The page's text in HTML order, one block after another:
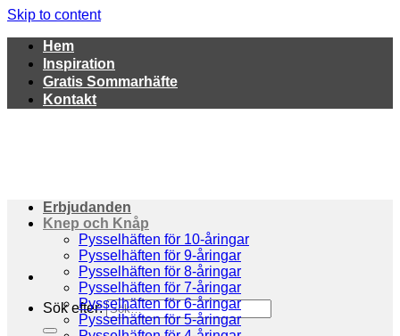
Skip to content
Hem
Inspiration
Gratis Sommarhäfte
Kontakt
Sök efter:
Erbjudanden
Knep och Knåp
Pysselhäften för 10-åringar
Pysselhäften för 9-åringar
Pysselhäften för 8-åringar
Pysselhäften för 7-åringar
Pysselhäften för 6-åringar
Pysselhäften för 5-åringar